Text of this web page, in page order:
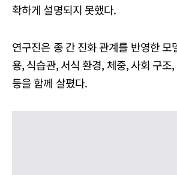
확하게 설명되지 못했다.
연구진은 종 간 진화 관계를 반영한 모
용, 식습관, 서식 환경, 체중, 사회 구조
등을 함께 살폈다.